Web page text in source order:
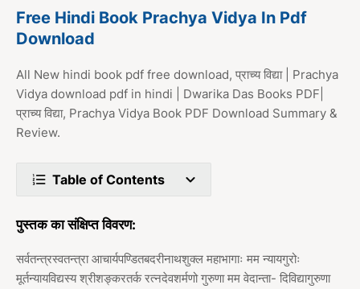
Free Hindi Book Prachya Vidya In Pdf
Download
All New hindi book pdf free download, प्राच्य विद्या | Prachya
Vidya download pdf in hindi | Dwarika Das Books PDF|
प्राच्य विद्या, Prachya Vidya Book PDF Download Summary &
Review.
Table of Contents
पुस्तक का संक्षिप्त विवरण:
सर्वतन्त्रस्वतन्त्रा आचार्यपण्डितबदरीनाथशुक्ल महाभागाः मम न्यायगुरोः
मूर्तन्यायविद्यस्य श्रीशङ्करतर्क रत्नदेवशर्मणो गुरुणा मम वेदान्ता- दिविद्यागुरुणा